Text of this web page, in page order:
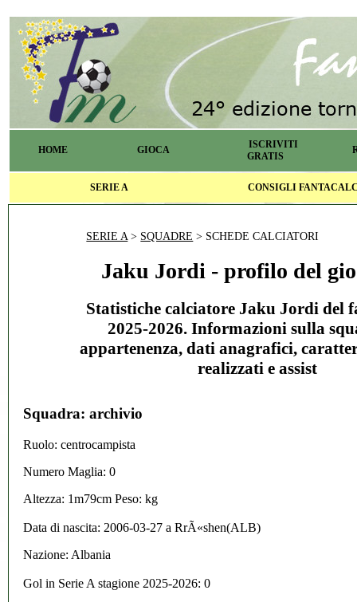
HOME GIOCA
ISCRIVITI
GRATIS
SERIE A CONSIGLI
SERIE A> SQUADRE > SCHEDE CALCIATORI
Jaku Jordi - profilo del
Statistiche calciatore Jaku Jordi del
2025-2026. Informazioni sulla
appartenenza, dati anagrafici,
realizzati e assist
Squadra: archivio
Ruolo: centrocampista
Numero Maglia: 0
Altezza: 1m79cm Peso: kg
Data di nascita: 2006-03-27 a RrÃ«shen(ALB)
Nazione: Albania
Gol in Serie A stagione 2025-2026: 0